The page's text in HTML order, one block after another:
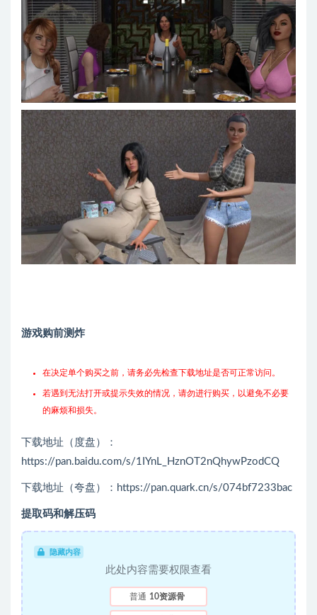
游戏购前测炸
在决定单个购买之前，请务必先检查下载地址是否可正常访问。
若遇到无法打开或提示失效的情况，请勿进行购买，以避免不必要
的麻烦和损失。
下载地址（度盘）：
https://pan.baidu.com/s/1IYnL_HznOT2nQhywPzodCQ
下载地址（夸盘）：https://pan.quark.cn/s/074bf7233bac
提取码和解压码
隐藏内容
此处内容需要权限查看
普通 10资源骨